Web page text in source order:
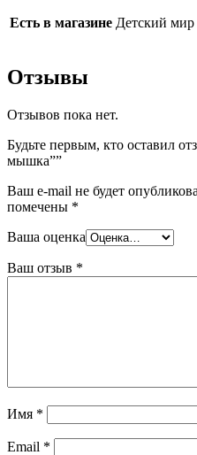
Есть в магазине Детский
Отзывы
Отзывов пока нет.
Будьте первым, кто оставил
мышка””
Ваш e-mail не будет
помечены *
Ваша оценка
Ваш отзыв *
Имя *
Email *